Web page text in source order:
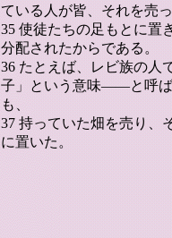
ている人が皆、それを売
35 使徒たちの足もとに置
分配されたからである。
36 たとえば、レビ族の
子」という意味――と呼ば
も、
37 持っていた畑を売り、
に置いた。